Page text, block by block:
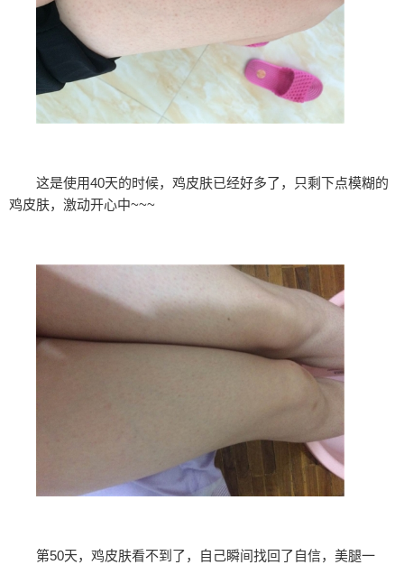
这是使用40天的时候，鸡皮肤已经好多了，只剩下点模糊的
鸡皮肤，激动开心中~~~
第50天，鸡皮肤看不到了，自己瞬间找回了自信，美腿一